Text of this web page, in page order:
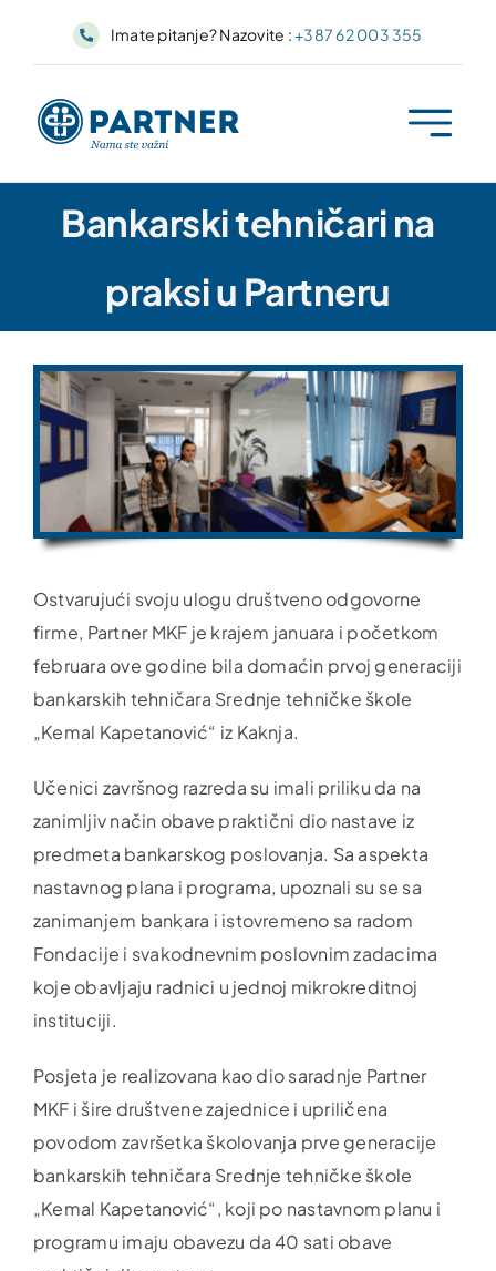
Imate pitanje? Nazovite :+387 62 003 355
Bankarski tehničari na
praksi u Partneru
Ostvarujući svoju ulogu društveno odgovorne
firme, Partner MKF je krajem januara i početkom
februara ove godine bila domaćin prvoj generaciji
bankarskih tehničara Srednje tehničke škole
„Kemal Kapetanović“ iz Kaknja.
Učenici završnog razreda su imali priliku da na
zanimljiv način obave praktični dio nastave iz
predmeta bankarskog poslovanja. Sa aspekta
nastavnog plana i programa, upoznali su se sa
zanimanjem bankara i istovremeno sa radom
Fondacije i svakodnevnim poslovnim zadacima
koje obavljaju radnici u jednoj mikrokreditnoj
instituciji.
Posjeta je realizovana kao dio saradnje Partner
MKF i šire društvene zajednice i upriličena
povodom završetka školovanja prve generacije
bankarskih tehničara Srednje tehničke škole
„Kemal Kapetanović“, koji po nastavnom planu i
programu imaju obavezu da 40 sati obave